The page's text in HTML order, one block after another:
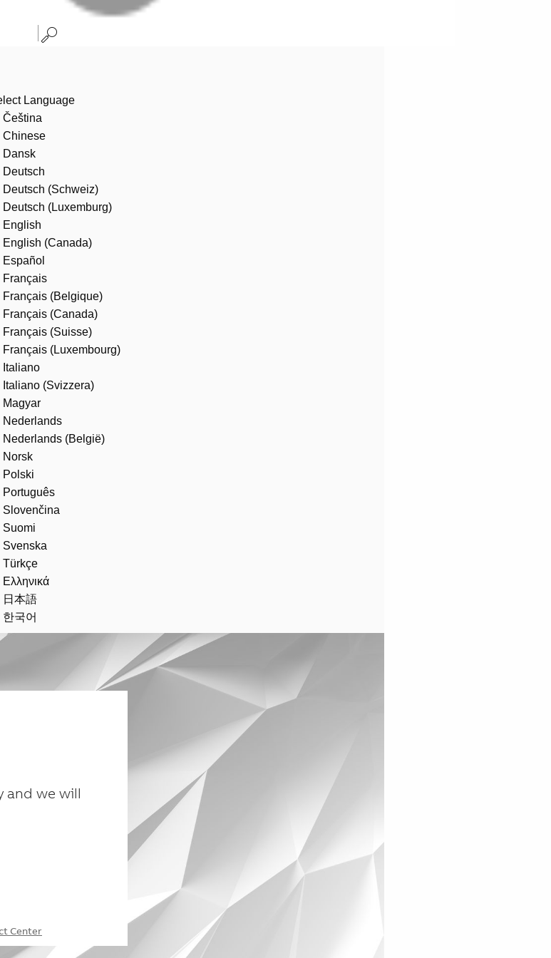
Language
Čeština
Chinese
Dansk
Deutsch
Deutsch (Schweiz)
Deutsch (Luxemburg)
English
English (Canada)
Español
Français
Français (Belgique)
Français (Canada)
Français (Suisse)
Français (Luxembourg)
Italiano
Italiano (Svizzera)
Magyar
Nederlands
Nederlands (België)
Norsk
Polski
Português
Slovenčina
Suomi
Svenska
Türkçe
Ελληνικά
日本語
한국어
and we will
Center